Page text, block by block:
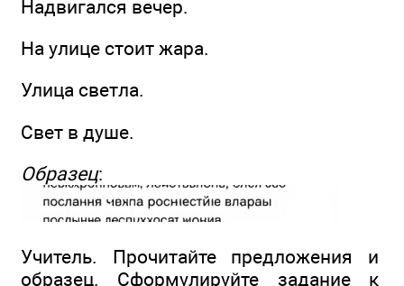
Надвигался вечер.
На улице стоит жара.
Улица светла.
Свет в душе.
Образец:
Учитель. Прочитайте предложения и
образец. Сформулируйте задание к